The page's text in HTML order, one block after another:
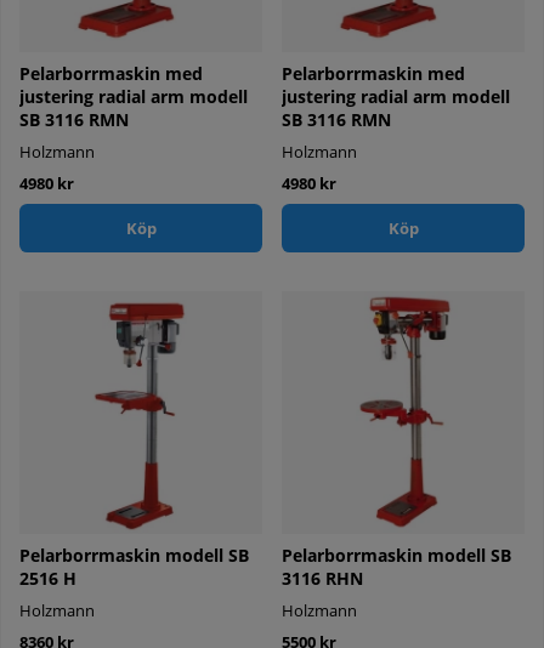
Pelarborrmaskin med
justering radial arm modell
SB 3116 RMN
Holzmann
4980 kr
Köp
Pelarborrmaskin med
justering radial arm modell
SB 3116 RMN
Holzmann
4980 kr
Köp
Pelarborrmaskin modell SB
2516 H
Holzmann
8360 kr
Pelarborrmaskin modell SB
3116 RHN
Holzmann
5500 kr